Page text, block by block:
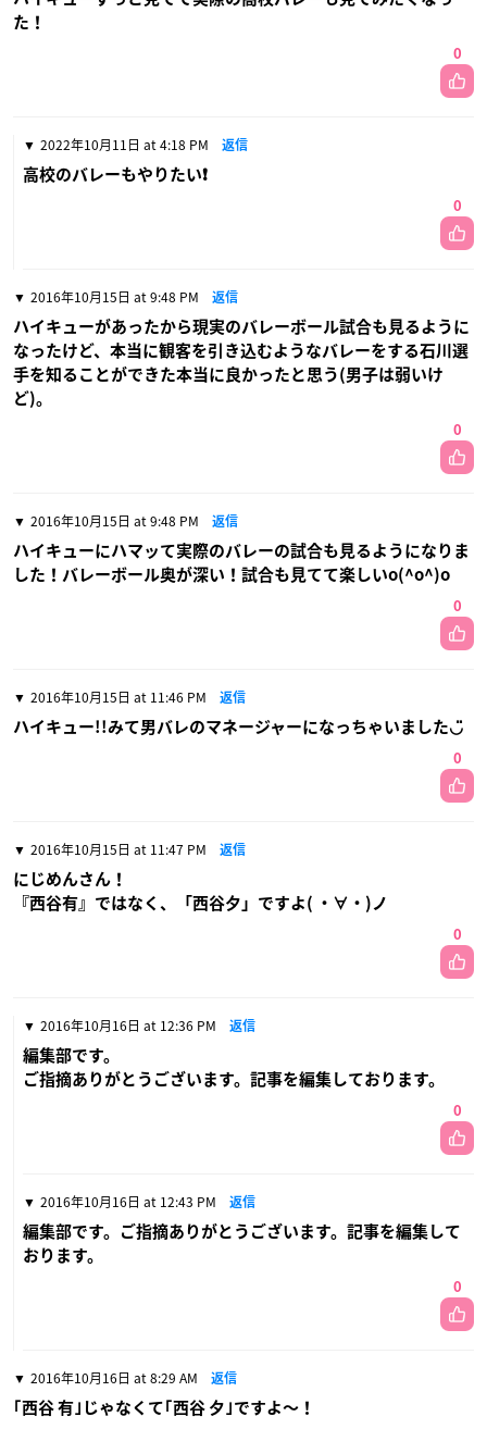
た！
0
2022年10月11日 at 4:18 PM 返信
高校のバレーもやりたい❗
0
2016年10月15日 at 9:48 PM 返信
ハイキューがあったから現実のバレーボール試合も見るように
なったけど、本当に観客を引き込むようなバレーをする石川選
手を知ることができた本当に良かったと思う(男子は弱いけ
ど)。
0
2016年10月15日 at 9:48 PM 返信
ハイキューにハマッて実際のバレーの試合も見るようになりま
した！バレーボール奥が深い！試合も見てて楽しいo(^o^)o
0
2016年10月15日 at 11:46 PM 返信
ハイキュー!!みて男バレのマネージャーになっちゃいました◡̈
0
2016年10月15日 at 11:47 PM 返信
にじめんさん！
『西谷有』ではなく、「西谷夕」ですよ( ・∀・)ノ
0
2016年10月16日 at 12:36 PM 返信
編集部です。
ご指摘ありがとうございます。記事を編集しております。
0
2016年10月16日 at 12:43 PM 返信
編集部です。ご指摘ありがとうございます。記事を編集して
おります。
0
2016年10月16日 at 8:29 AM 返信
｢西谷 有｣じゃなくて｢西谷 夕｣ですよ〜！